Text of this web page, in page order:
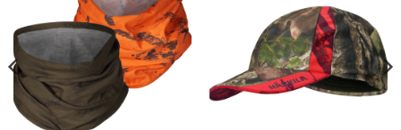
Toevoegen
aan
verlanglijst
Toevoegen
aan
verlanglijst